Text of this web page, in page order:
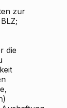
zur
die